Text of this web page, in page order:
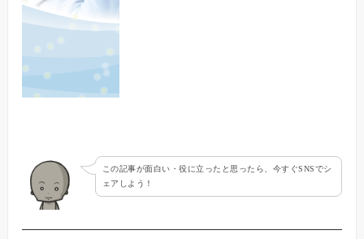
この記事が面白い・役に立ったと思ったら、今すぐSNSでシ
ェアしよう！